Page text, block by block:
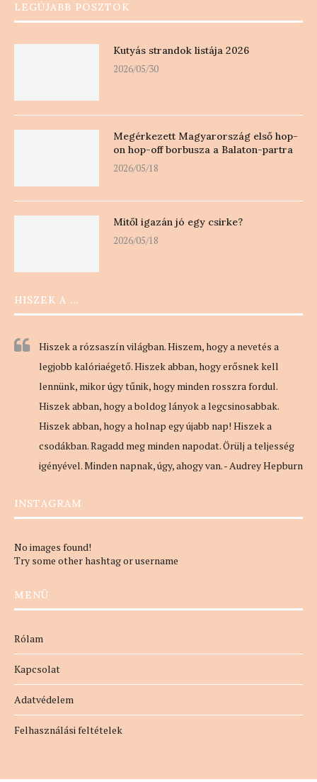
LEGÚJABB POSZTOK
Kutyás strandok listája 2026
2026/05/30
Megérkezett Magyarország első hop-
on hop-off borbusza a Balaton-partra
2026/05/18
Mitől igazán jó egy csirke?
2026/05/18
HISZEK A …
Hiszek a rózsaszín világban. Hiszem, hogy a nevetés a
legjobb kalóriaégető. Hiszek abban, hogy erősnek kell
lennünk, mikor úgy tűnik, hogy minden rosszra fordul.
Hiszek abban, hogy a boldog lányok a legcsinosabbak.
Hiszek abban, hogy a holnap egy újabb nap! Hiszek a
csodákban. Ragadd meg minden napodat. Örülj a teljesség
igényével. Minden napnak, úgy, ahogy van. - Audrey Hepburn
INSTAGRAM
No images found!
Try some other hashtag or username
MENÜ
Rólam
Kapcsolat
Adatvédelem
Felhasználási feltételek